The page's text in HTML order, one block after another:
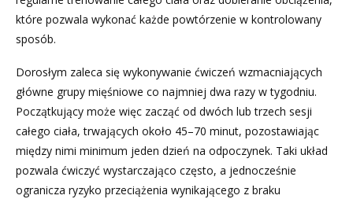
które pozwala wykonać każde powtórzenie w kontrolowany
sposób.
Dorosłym zaleca się wykonywanie ćwiczeń wzmacniających
główne grupy mięśniowe co najmniej dwa razy w tygodniu.
Początkujący może więc zacząć od dwóch lub trzech sesji
całego ciała, trwających około 45–70 minut, pozostawiając
między nimi minimum jeden dzień na odpoczynek. Taki układ
pozwala ćwiczyć wystarczająco często, a jednocześnie
ogranicza ryzyko przeciążenia wynikającego z braku